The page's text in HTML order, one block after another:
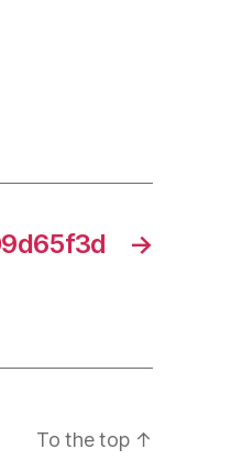
→
To the top ↑